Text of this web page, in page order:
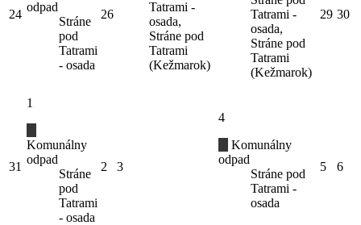
24
odpad
Stráne
pod
Tatrami
- osada
26
Tatrami -
osada,
Stráne pod
Tatrami
(Kežmarok)
Tatrami -
osada,
Stráne pod
Tatrami
(Kežmarok)
29 30
31
1
Komunálny
odpad
Stráne
pod
Tatrami
- osada
2 3
4
Komunálny
odpad
Stráne pod
Tatrami -
osada
5 6